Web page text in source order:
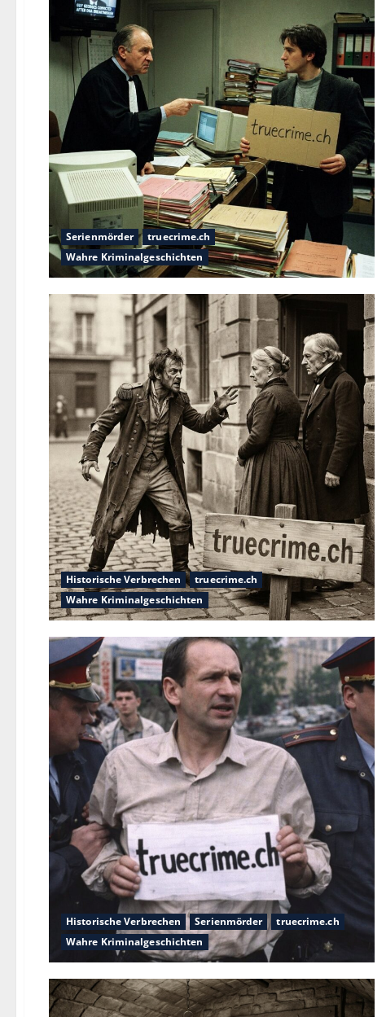
Serienmörder
truecrime.ch
Wahre Kriminalgeschichten
Historische Verbrechen
truecrime.ch
Wahre Kriminalgeschichten
Historische Verbrechen Serienmörder
truecrime.ch
Wahre Kriminalgeschichten